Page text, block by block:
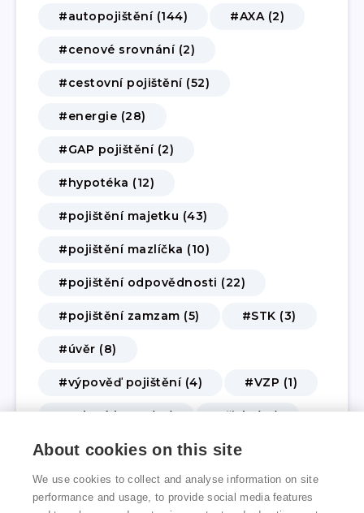
#autopojištění (144) #AXA (2)
#cenové srovnání (2)
#cestovní pojištění (52)
#energie (28)
#GAP pojištění (2)
#hypotéka (12)
#pojištění majetku (43)
#pojištění mazlíčka (10)
#pojištění odpovědnosti (22)
#pojištění zamzam (5) #STK (3)
#úvěr (8)
#výpověď pojištění (4) #VZP (1)
#zelená karta (10) #živly (14)
#životní a úrazové pojištění (62)
#změna pojištění (3)
About cookies on this site
We use cookies to collect and analyse information on site
performance and usage, to provide social media features